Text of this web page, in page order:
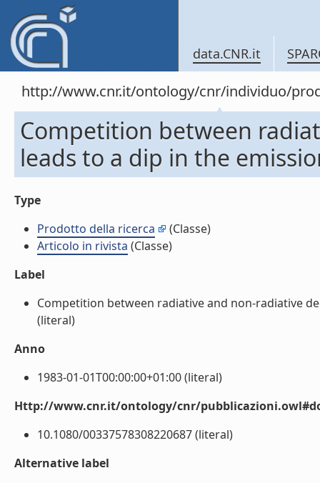
data.CNR.it
http://www.cnr.it/ontology/cnr/individuo/
Competition between
leads to a dip in the
Type
Prodotto della ricerca
(Classe)
Articolo in rivista (Classe)
Label
Competition between radiative and non-radiative
(literal)
Anno
1983-01-01T00:00:00+01:00 (literal)
Http://www.cnr.it/ontology/cnr/
10.1080/00337578308220687 (literal)
Alternative label